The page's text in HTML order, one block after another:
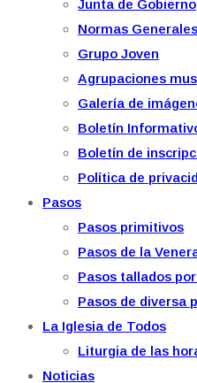
Junta de Gobierno
Normas Generales
Grupo Joven
Agrupaciones
Galería de
Boletín
Boletín de
Política de
Pasos
Pasos primitivos
Pasos de la
Pasos tallados
Pasos de diversa
La Iglesia de Todos
Liturgia de las
Noticias